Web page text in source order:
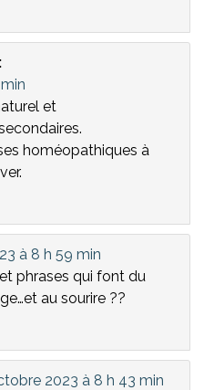
et
homéopathiques à
à 8 h 59 min
phrases qui font du
au sourire ??
2023 à 8 h 43 min